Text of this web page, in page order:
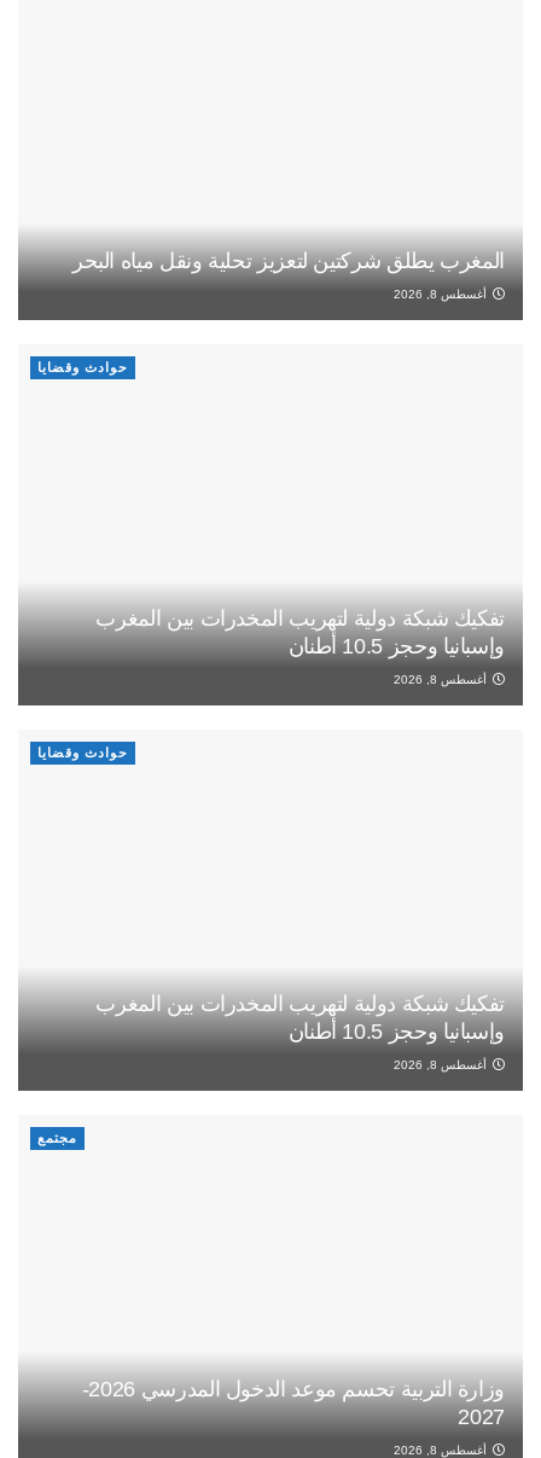
المغرب يطلق شركتين لتعزيز تحلية ونقل مياه البحر
أغسطس 8, 2026
حوادث وقضايا
تفكيك شبكة دولية لتهريب المخدرات بين المغرب
وإسبانيا وحجز 10.5 أطنان
أغسطس 8, 2026
حوادث وقضايا
تفكيك شبكة دولية لتهريب المخدرات بين المغرب
وإسبانيا وحجز 10.5 أطنان
أغسطس 8, 2026
مجتمع
وزارة التربية تحسم موعد الدخول المدرسي 2026-
2027
أغسطس 8, 2026